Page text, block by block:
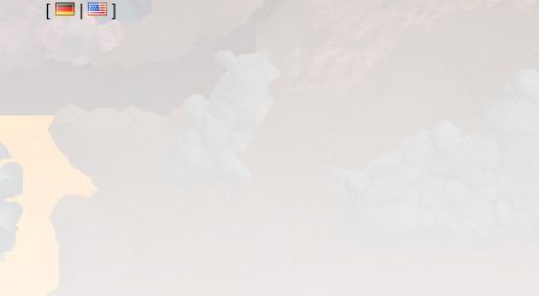
[ | ]